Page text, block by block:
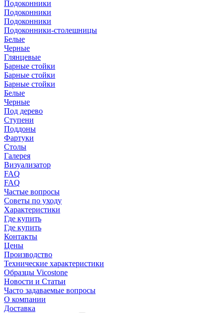
Подоконники
Подоконники
Подоконники
Подоконники-столешницы
Белые
Черные
Глянцевые
Барные стойки
Барные стойки
Барные стойки
Белые
Черные
Под дерево
Ступени
Поддоны
Фартуки
Столы
Галерея
Визуализатор
FAQ
FAQ
Частые вопросы
Советы по уходу
Характеристики
Где купить
Где купить
Контакты
Цены
Производство
Технические характеристики
Образцы Vicostone
Новости и Статьи
Часто задаваемые вопросы
О компании
Доставка